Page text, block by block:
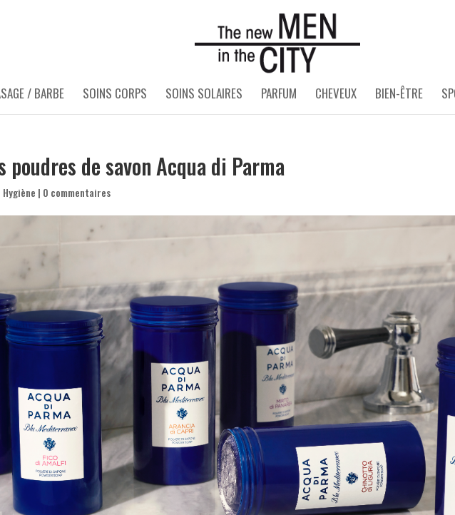
/ BARBE SOINS CORPS SOINS SOLAIRES PARFUM CHEVEUX BIEN-ÊTRE
poudres de savon Acqua di Parma
Hygiène | 0 commentaires